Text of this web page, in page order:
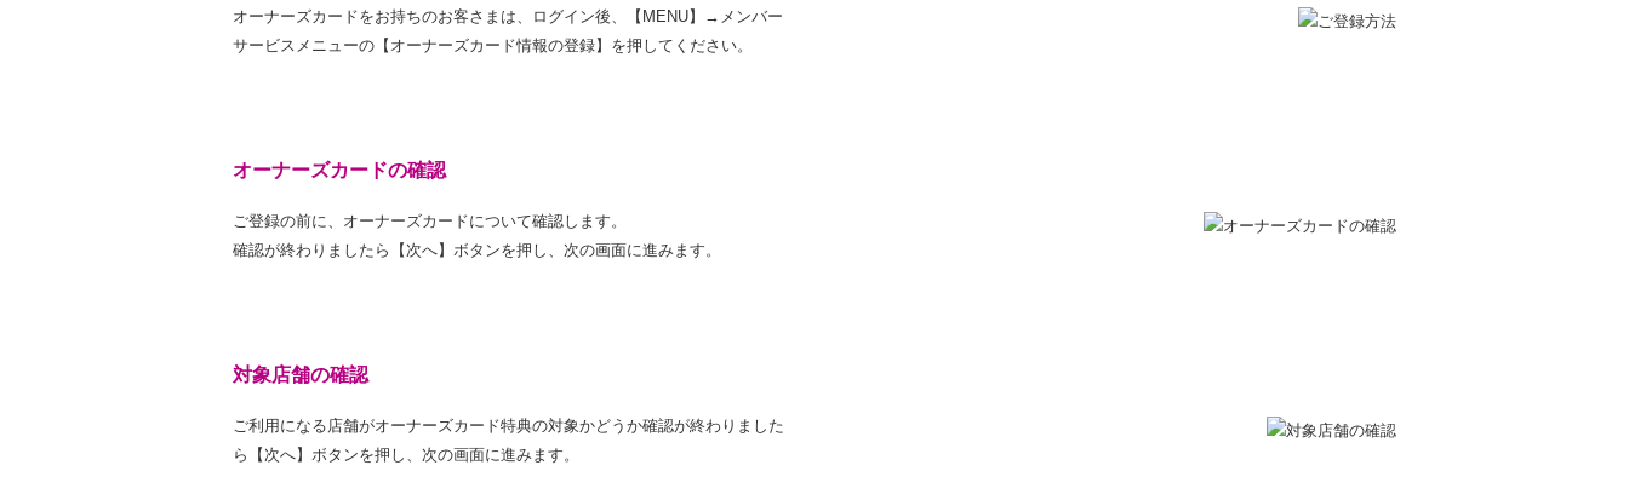
オーナーズカードをお持ちのお客さまは、ログイン後、【MENU】→メンバー
サービスメニューの【オーナーズカード情報の登録】を押してください。
オーナーズカードの確認
ご登録の前に、オーナーズカードについて確認します。
確認が終わりましたら【次へ】ボタンを押し、次の画面に進みます。
対象店舗の確認
ご利用になる店舗がオーナーズカード特典の対象かどうか確認が終わりました
ら【次へ】ボタンを押し、次の画面に進みます。